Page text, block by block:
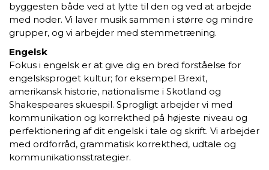
byggesten både ved at lytte til den og ved at arbejde
med noder. Vi laver musik sammen i større og mindre
grupper, og vi arbejder med stemmetræning.
Engelsk
Fokus i engelsk er at give dig en bred forståelse for
engelsksproget kultur; for eksempel Brexit,
amerikansk historie, nationalisme i Skotland og
Shakespeares skuespil. Sprogligt arbejder vi med
kommunikation og korrekthed på højeste niveau og
perfektionering af dit engelsk i tale og skrift. Vi arbejder
med ordforråd, grammatisk korrekthed, udtale og
kommunikationsstrategier.